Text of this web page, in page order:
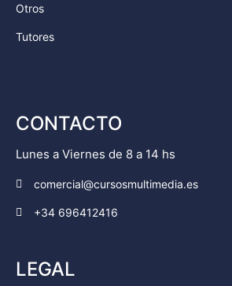
Otros
Tutores
CONTACTO
Lunes a Viernes de 8 a 14 hs
comercial@cursosmultimedia.es
+34 696412416
LEGAL